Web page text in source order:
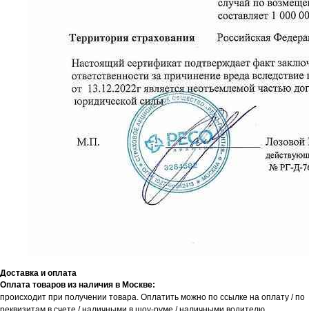
Доставка и оплата
Оплата товаров из наличия в Москве:
происходит при получении товара. Оплатить можно по ссылке на оплату / по